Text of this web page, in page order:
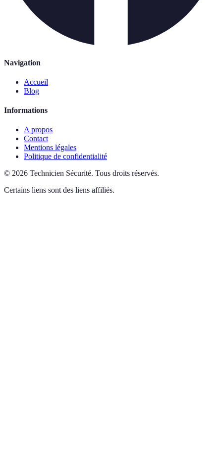
Navigation
Accueil
Blog
Informations
A propos
Contact
Mentions légales
Politique de confidentialité
© 2026 Technicien Sécurité. Tous droits réservés.
Certains liens sont des liens affiliés.